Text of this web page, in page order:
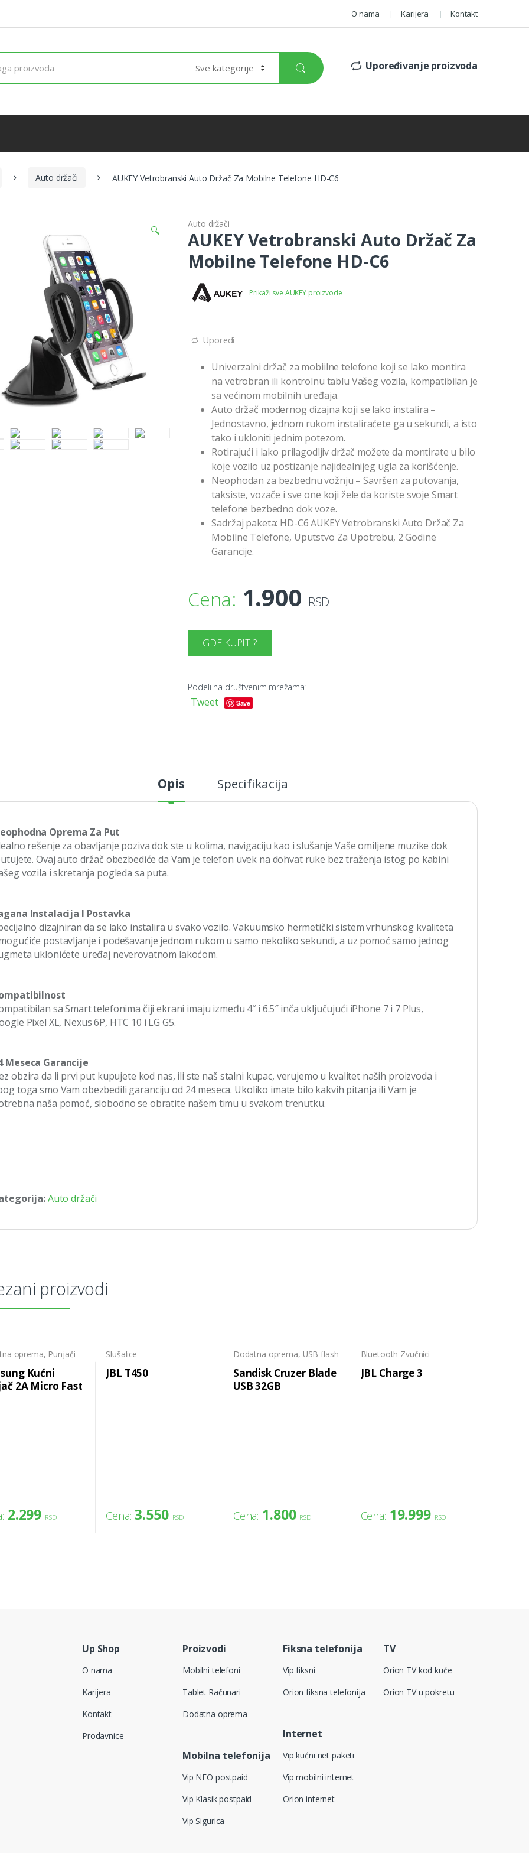
O nama Karijera Kontakt
Upoređivanje proizvoda
Auto držači AUKEY Vetrobranski Auto Držač Za Mobilne Telefone HD-C6
🔍
Auto držači
AUKEY Vetrobranski Auto Držač Za
Mobilne Telefone HD-C6
Prikaži sve AUKEY proizvode
Uporedi
Univerzalni držač za mobiilne telefone koji se lako montira
na vetrobran ili kontrolnu tablu Vašeg vozila, kompatibilan je
sa većinom mobilnih uređaja.
Auto držač modernog dizajna koji se lako instalira –
Jednostavno, jednom rukom instaliraćete ga u sekundi, a isto
tako i ukloniti jednim potezom.
Rotirajući i lako prilagodljiv držač možete da montirate u bilo
koje vozilo uz postizanje najidealnijeg ugla za korišćenje.
Neophodan za bezbednu vožnju – Savršen za putovanja,
taksiste, vozače i sve one koji žele da koriste svoje Smart
telefone bezbedno dok voze.
Sadržaj paketa: HD-C6 AUKEY Vetrobranski Auto Držač Za
Mobilne Telefone, Uputstvo Za Upotrebu, 2 Godine
Garancije.
Cena: 1.900 RSD
GDE KUPITI?
Podeli na društvenim mrežama:
Tweet Save
Opis Specifikacija
Oprema Za Put
rešenje za obavljanje poziva dok ste u kolima, navigaciju kao i slušanje Vaše omiljene muzike dok
Ovaj auto držač obezbediće da Vam je telefon uvek na dohvat ruke bez traženja istog po kabini
vozila i skretanja pogleda sa puta.
Instalacija I Postavka
dizajniran da se lako instalira u svako vozilo. Vakuumsko hermetički sistem vrhunskog kvaliteta
postavljanje i podešavanje jednom rukom u samo nekoliko sekundi, a uz pomoć samo jednog
uklonićete uređaj neverovatnom lakoćom.
sa Smart telefonima čiji ekrani imaju između 4″ i 6.5″ inča uključujući iPhone 7 i 7 Plus,
Pixel XL, Nexus 6P, HTC 10 i LG G5.
Meseca Garancije
obzira da li prvi put kupujete kod nas, ili ste naš stalni kupac, verujemo u kvalitet naših proizvoda i
toga smo Vam obezbedili garanciju od 24 meseca. Ukoliko imate bilo kakvih pitanja ili Vam je
naša pomoć, slobodno se obratite našem timu u svakom trenutku.
Auto držači
proizvodi
oprema, Punjači
Kućni
2A Micro Fast
2.299 RSD
Slušalice
JBL T450
Cena: 3.550 RSD
Dodatna oprema, USB flash
Sandisk Cruzer Blade
USB 32GB
Cena: 1.800 RSD
Bluetooth Zvučnici
JBL Charge 3
Cena: 19.999 RSD
Up Shop
O nama
Karijera
Kontakt
Prodavnice
Proizvodi
Mobilni telefoni
Tablet Računari
Dodatna oprema
Mobilna telefonija
Vip NEO postpaid
Vip Klasik postpaid
Vip Sigurica
Fiksna telefonija
Vip fiksni
Orion fiksna telefonija
Internet
Vip kućni net paketi
Vip mobilni internet
Orion internet
TV
Orion TV kod kuće
Orion TV u pokretu